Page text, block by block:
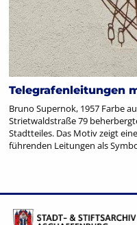
Telegrafenleitungen
Bruno Supernok, 1957 Farbe
Strietwaldstraße 79
Stadtteiles. Das Motiv zeigt
führenden Leitungen als